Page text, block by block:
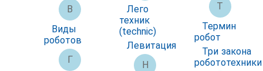
В
Виды
роботов
Г
Лего
техник
(technic)
Левитация
Н
Т
Термин
робот
Три закона
робототехники